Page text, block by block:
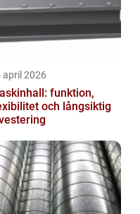
april 2026
funktion,
och långsiktig